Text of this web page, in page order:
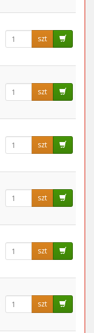
szt
szt
szt
szt
szt
szt